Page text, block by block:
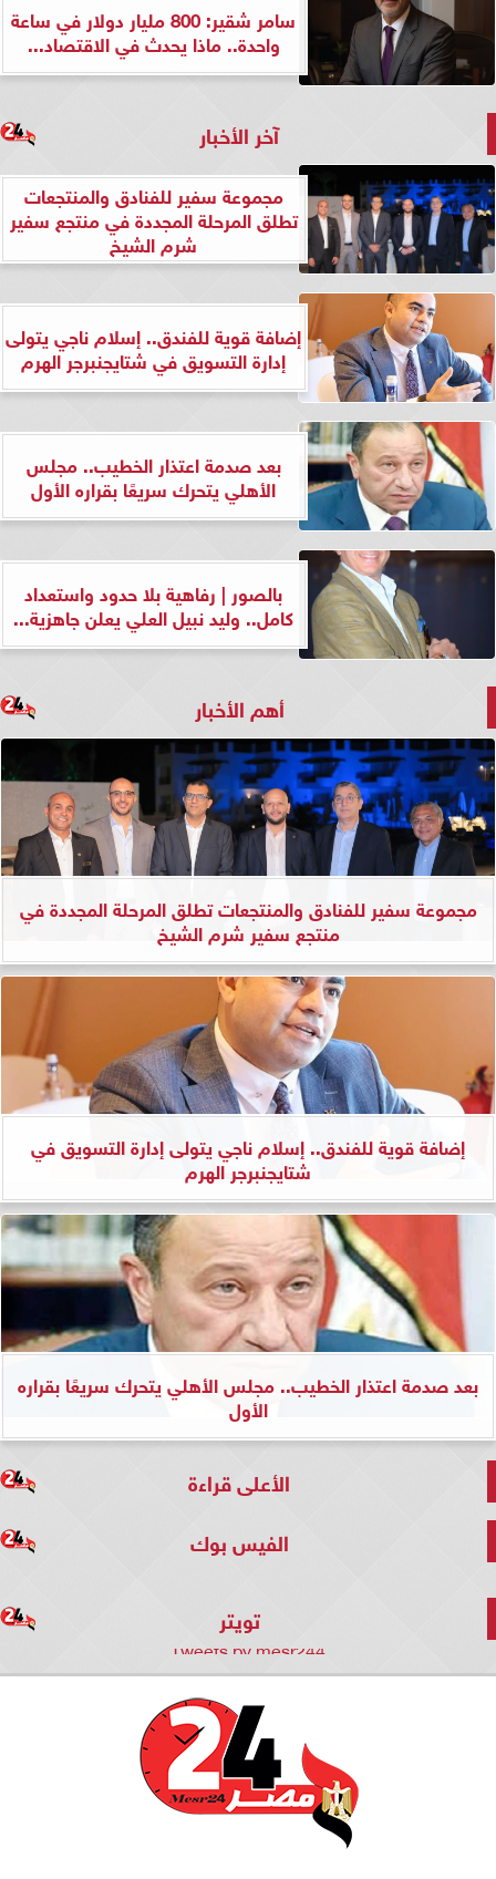
سامر شقير: 800 مليار دولار في ساعة
واحدة.. ماذا يحدث في الاقتصاد...
آخر الأخبار
مجموعة سفير للفنادق والمنتجعات
تطلق المرحلة المجددة في منتجع سفير
شرم الشيخ
إضافة قوية للفندق.. إسلام ناجي يتولى
إدارة التسويق في شتايجنبرجر الهرم
بعد صدمة اعتذار الخطيب.. مجلس
الأهلي يتحرك سريعًا بقراره الأول
بالصور | رفاهية بلا حدود واستعداد
كامل.. وليد نبيل العلي يعلن جاهزية...
أهم الأخبار
مجموعة سفير للفنادق والمنتجعات تطلق المرحلة المجددة في
منتجع سفير شرم الشيخ
إضافة قوية للفندق.. إسلام ناجي يتولى إدارة التسويق في
شتايجنبرجر الهرم
بعد صدمة اعتذار الخطيب.. مجلس الأهلي يتحرك سريعًا بقراره
الأول
الأعلى قراءة
الفيس بوك
تويتر
Tweets by mesr244